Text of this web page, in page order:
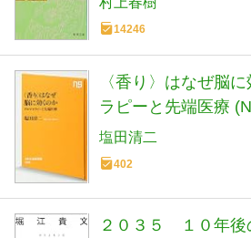
14246
〈香り〉はなぜ脳
ラピーと先端医療
塩田清二
402
２０３５ １０年